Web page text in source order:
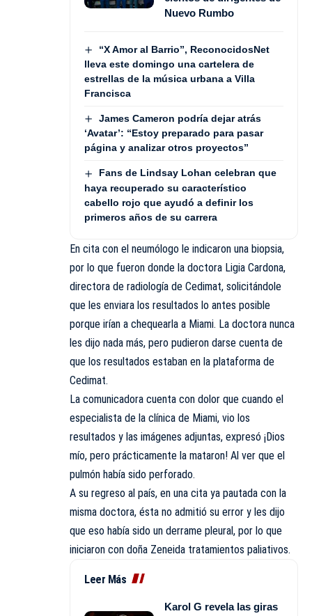
Nuevo Rumbo
“X Amor al Barrio”, ReconocidosNet
lleva este domingo una cartelera de
estrellas de la música urbana a Villa
Francisca
James Cameron podría dejar atrás
‘Avatar’: “Estoy preparado para pasar
página y analizar otros proyectos”
Fans de Lindsay Lohan celebran que
haya recuperado su característico
cabello rojo que ayudó a definir los
primeros años de su carrera
En cita con el neumólogo le indicaron una biopsia,
por lo que fueron donde la doctora Ligia Cardona,
directora de radiología de Cedimat, solicitándole
que les enviara los resultados lo antes posible
porque irían a chequearla a Miami. La doctora nunca
les dijo nada más, pero pudieron darse cuenta de
que los resultados estaban en la plataforma de
Cedimat.
La comunicadora cuenta con dolor que cuando el
especialista de la clínica de Miami, vio los
resultados y las imágenes adjuntas, expresó ¡Dios
mío, pero prácticamente la mataron! Al ver que el
pulmón había sido perforado.
A su regreso al país, en una cita ya pautada con la
misma doctora, ésta no admitió su error y les dijo
que eso había sido un derrame pleural, por lo que
iniciaron con doña Zeneida tratamientos paliativos.
Leer Más
Karol G revela las giras